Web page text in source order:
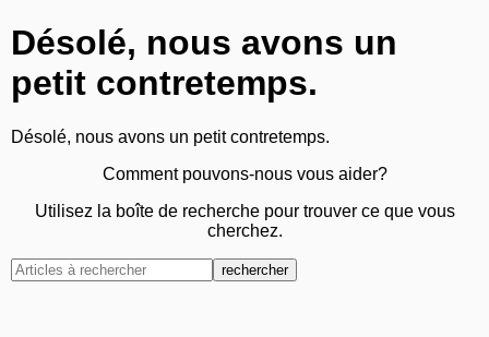
Désolé, nous avons un
petit contretemps.
Désolé, nous avons un petit contretemps.
Comment pouvons-nous vous aider?
Utilisez la boîte de recherche pour trouver ce que vous
cherchez.
rechercher